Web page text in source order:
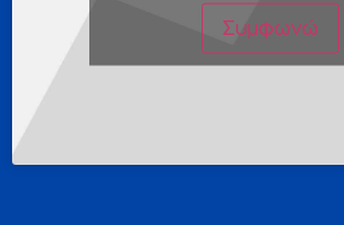
Συμφωνώ